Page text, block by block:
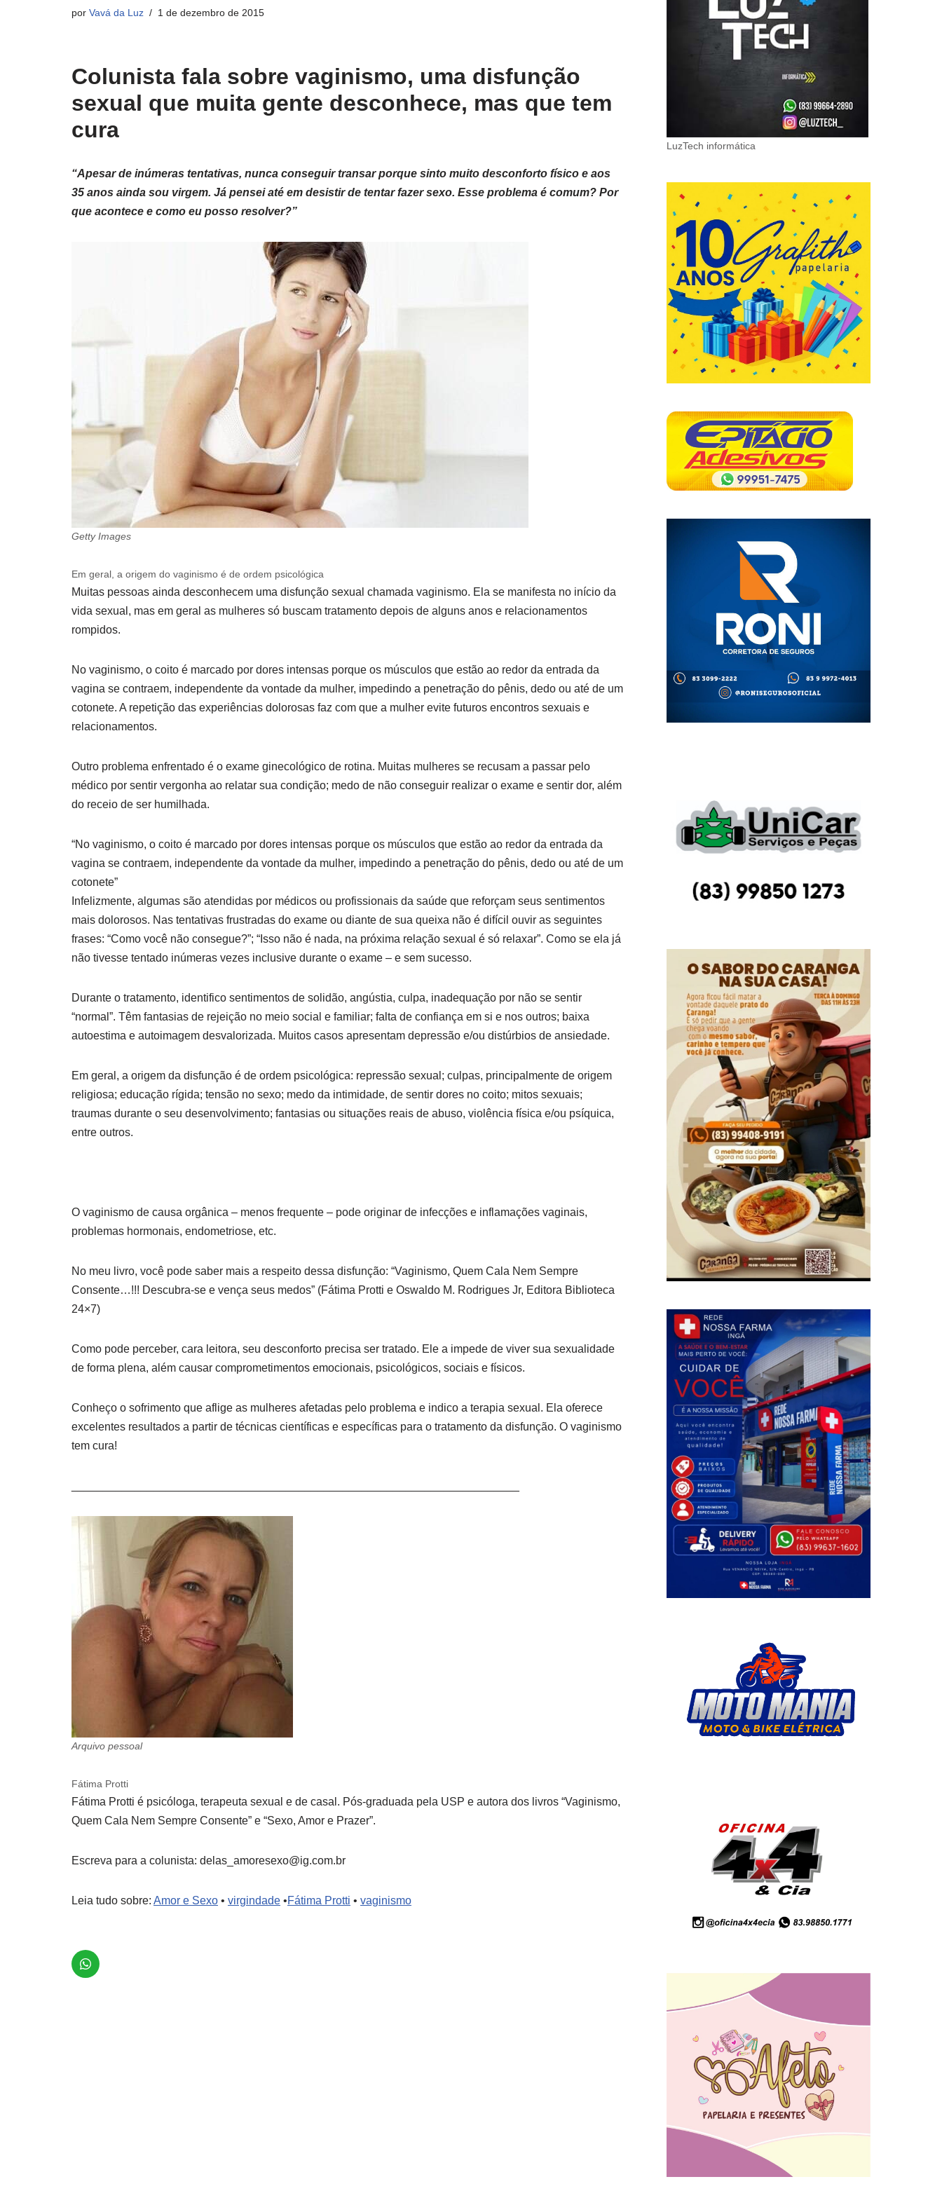
por Vavá da Luz 1 de dezembro de 2015
Colunista fala sobre vaginismo, uma disfunção
sexual que muita gente desconhece, mas que tem
cura
“Apesar de inúmeras tentativas, nunca conseguir transar porque sinto muito desconforto físico e aos
35 anos ainda sou virgem. Já pensei até em desistir de tentar fazer sexo. Esse problema é comum? Por
que acontece e como eu posso resolver?”
Getty Images
Em geral, a origem do vaginismo é de ordem psicológica
Muitas pessoas ainda desconhecem uma disfunção sexual chamada vaginismo. Ela se manifesta no início da
vida sexual, mas em geral as mulheres só buscam tratamento depois de alguns anos e relacionamentos
rompidos.
No vaginismo, o coito é marcado por dores intensas porque os músculos que estão ao redor da entrada da
vagina se contraem, independente da vontade da mulher, impedindo a penetração do pênis, dedo ou até de um
cotonete. A repetição das experiências dolorosas faz com que a mulher evite futuros encontros sexuais e
relacionamentos.
Outro problema enfrentado é o exame ginecológico de rotina. Muitas mulheres se recusam a passar pelo
médico por sentir vergonha ao relatar sua condição; medo de não conseguir realizar o exame e sentir dor, além
do receio de ser humilhada.
“No vaginismo, o coito é marcado por dores intensas porque os músculos que estão ao redor da entrada da
vagina se contraem, independente da vontade da mulher, impedindo a penetração do pênis, dedo ou até de um
cotonete”
Infelizmente, algumas são atendidas por médicos ou profissionais da saúde que reforçam seus sentimentos
mais dolorosos. Nas tentativas frustradas do exame ou diante de sua queixa não é difícil ouvir as seguintes
frases: “Como você não consegue?”; “Isso não é nada, na próxima relação sexual é só relaxar”. Como se ela já
não tivesse tentado inúmeras vezes inclusive durante o exame – e sem sucesso.
Durante o tratamento, identifico sentimentos de solidão, angústia, culpa, inadequação por não se sentir
“normal”. Têm fantasias de rejeição no meio social e familiar; falta de confiança em si e nos outros; baixa
autoestima e autoimagem desvalorizada. Muitos casos apresentam depressão e/ou distúrbios de ansiedade.
Em geral, a origem da disfunção é de ordem psicológica: repressão sexual; culpas, principalmente de origem
religiosa; educação rígida; tensão no sexo; medo da intimidade, de sentir dores no coito; mitos sexuais;
traumas durante o seu desenvolvimento; fantasias ou situações reais de abuso, violência física e/ou psíquica,
entre outros.
O vaginismo de causa orgânica – menos frequente – pode originar de infecções e inflamações vaginais,
problemas hormonais, endometriose, etc.
No meu livro, você pode saber mais a respeito dessa disfunção: “Vaginismo, Quem Cala Nem Sempre
Consente…!!! Descubra-se e vença seus medos” (Fátima Protti e Oswaldo M. Rodrigues Jr, Editora Biblioteca
24×7)
Como pode perceber, cara leitora, seu desconforto precisa ser tratado. Ele a impede de viver sua sexualidade
de forma plena, além causar comprometimentos emocionais, psicológicos, sociais e físicos.
Conheço o sofrimento que aflige as mulheres afetadas pelo problema e indico a terapia sexual. Ela oferece
excelentes resultados a partir de técnicas científicas e específicas para o tratamento da disfunção. O vaginismo
tem cura!
Arquivo pessoal
Fátima Protti
Fátima Protti é psicóloga, terapeuta sexual e de casal. Pós-graduada pela USP e autora dos livros “Vaginismo,
Quem Cala Nem Sempre Consente” e “Sexo, Amor e Prazer”.
Escreva para a colunista: delas_amoresexo@ig.com.br
Leia tudo sobre: Amor e Sexo • virgindade •Fátima Protti • vaginismo
LuzTech informática